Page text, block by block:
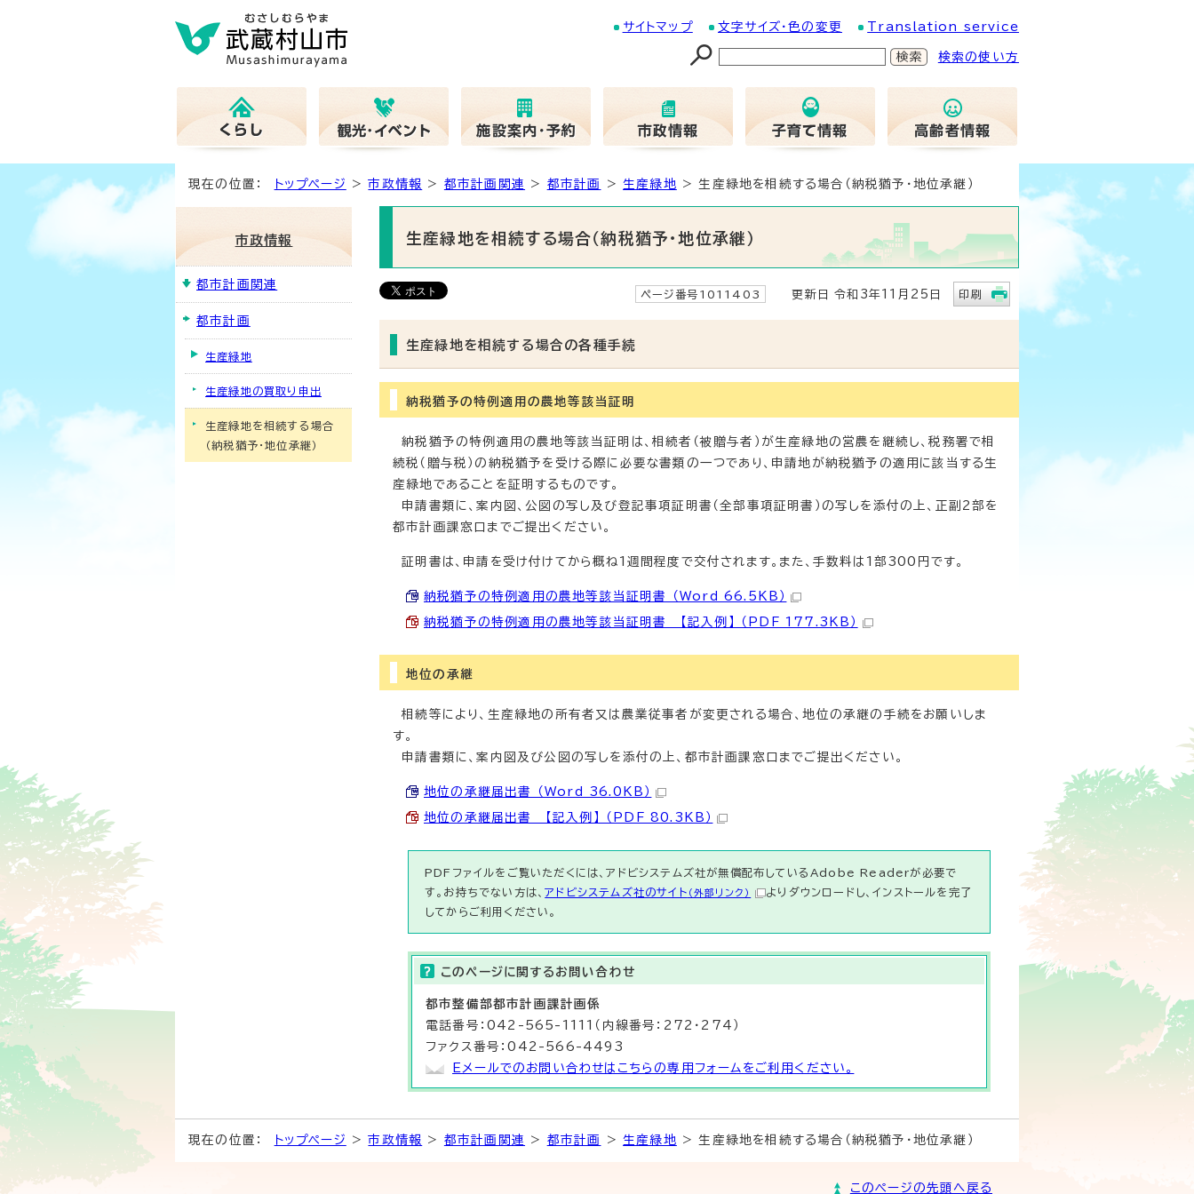
サイトマップ 文字サイズ・色の変更 Translation service
検索の使い方
現在の位置： トップページ >市政情報 > 都市計画関連 > 都市計画 >生産緑地 > 生産緑地を相続する場合（納税猶予・地位承継）
生産緑地を相続する場合（納税猶予・地位承継）
ページ番号1011403 更新日 令和3年11月25日 印刷
生産緑地を相続する場合の各種手続
納税猶予の特例適用の農地等該当証明
納税猶予の特例適用の農地等該当証明は、相続者（被贈与者）が生産緑地の営農を継続し、税務署で相
続税（贈与税）の納税猶予を受ける際に必要な書類の一つであり、申請地が納税猶予の適用に該当する生
産緑地であることを証明するものです。
申請書類に、案内図、公図の写し及び登記事項証明書（全部事項証明書）の写しを添付の上、正副2部を
都市計画課窓口までご提出ください。
証明書は、申請を受け付けてから概ね1週間程度で交付されます。また、手数料は1部300円です。
納税猶予の特例適用の農地等該当証明書 （Word 66.5KB）
納税猶予の特例適用の農地等該当証明書 【記入例】 （PDF 177.3KB）
地位の承継
相続等により、生産緑地の所有者又は農業従事者が変更される場合、地位の承継の手続をお願いしま
す。
申請書類に、案内図及び公図の写しを添付の上、都市計画課窓口までご提出ください。
地位の承継届出書 （Word 36.0KB）
地位の承継届出書 【記入例】 （PDF 80.3KB）
PDFファイルをご覧いただくには、アドビシステムズ社が無償配布しているAdobe Readerが必要で
す。お持ちでない方は、アドビシステムズ社のサイト （外部リンク）
よりダウンロードし、インストールを完了
してからご利用ください。
このページに関する お問い合わせ
都市整備部都市計画課計画係
電話番号：042-565-1111（内線番号：272・274）
ファクス番号：042-566-4493
Eメールでのお問い合わせはこちらの専用フォームをご利用ください。
市政情報
都市計画関連
都市計画
生産緑地
生産緑地の買取り申出
生産緑地を相続する場合
（納税猶予・地位承継）
現在の位置： トップページ >市政情報 > 都市計画関連 > 都市計画 >生産緑地 > 生産緑地を相続する場合（納税猶予・地位承継）
このページの先頭へ戻る